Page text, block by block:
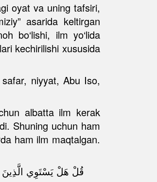
oyat va uning tafsiri,
asarida keltirgan
bo‘lishi, ilm yo‘lida
kechirilishi xususida
niyyat, Abu Iso,
albatta ilm kerak
Shuning uchun ham
ham ilm maqtalgan.
قُلْ هَلْ يَسْتَوِي الَّذِينَ